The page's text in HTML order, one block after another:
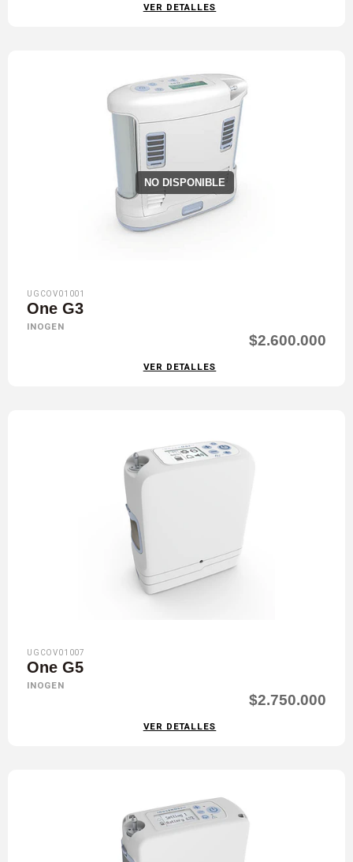
VER DETALLES
NO DISPONIBLE
UGCOV01001
One G3
INOGEN
$2.600.000
VER DETALLES
UGCOV01007
One G5
INOGEN
$2.750.000
VER DETALLES